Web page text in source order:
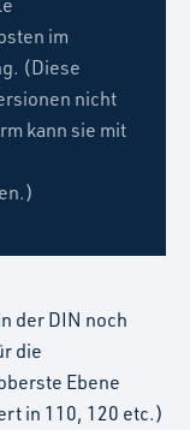
im
(Diese
nicht
kann sie mit
der DIN noch
die
Ebene
in 110, 120 etc.)